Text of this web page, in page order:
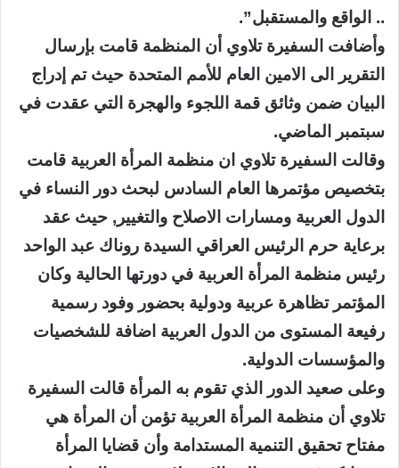
.. الواقع والمستقبل”.
وأضافت السفيرة تلاوي أن المنظمة قامت بإرسال
التقرير الى الامين العام للأمم المتحدة حيث تم إدراج
البيان ضمن وثائق قمة اللجوء والهجرة التي عقدت في
سبتمبر الماضي.
وقالت السفيرة تلاوي ان منظمة المرأة العربية قامت
بتخصيص مؤتمرها العام السادس لبحث دور النساء في
الدول العربية ومسارات الاصلاح والتغيير, حيث عقد
برعاية حرم الرئيس العراقي السيدة روناك عبد الواحد
رئيس منظمة المرأة العربية في دورتها الحالية وكان
المؤتمر تظاهرة عربية ودولية بحضور وفود رسمية
رفيعة المستوى من الدول العربية اضافة للشخصيات
والمؤسسات الدولية.
وعلى صعيد الدور الذي تقوم به المرأة قالت السفيرة
تلاوي أن منظمة المرأة العربية تؤمن أن المرأة هي
مفتاح تحقيق التنمية المستدامة وأن قضايا المرأة